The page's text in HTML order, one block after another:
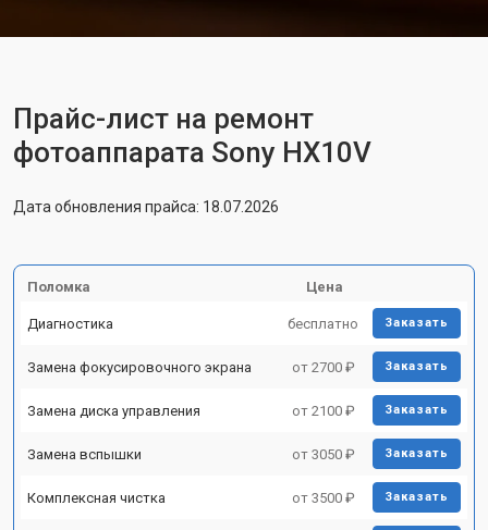
Прайс-лист на ремонт
фотоаппарата Sony HX10V
Дата обновления прайса: 18.07.2026
Поломка Цена
Диагностика бесплатно Заказать
Замена фокусировочного экрана от 2700 ₽ Заказать
Замена диска управления от 2100 ₽ Заказать
Замена вспышки от 3050 ₽ Заказать
Комплексная чистка от 3500 ₽ Заказать